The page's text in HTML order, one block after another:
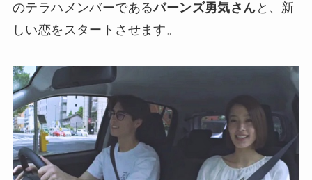
のテラハメンバーであるバーンズ勇気さん と、新
しい恋をスタートさせます。